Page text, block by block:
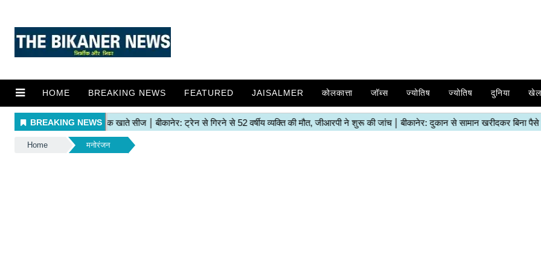
HOME BREAKING NEWS FEATURED JAISALMER कोलकात्ता जॉब्स ज्योतिष ज्योतिष दुनिया खेल
Home मनोरंजन